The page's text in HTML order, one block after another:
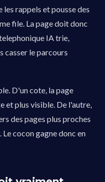
rappels et pousse des
file. La page doit donc
IA trie,
casser le parcours
D'un cote, la page
et plus visible. De l'autre,
des pages plus proches
cocon gagne donc en